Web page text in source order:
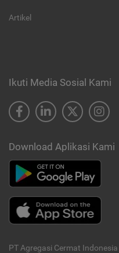
Artikel
Ikuti Media Sosial Kami
Download Aplikasi Kami
PT Agregasi Cermat Indonesia